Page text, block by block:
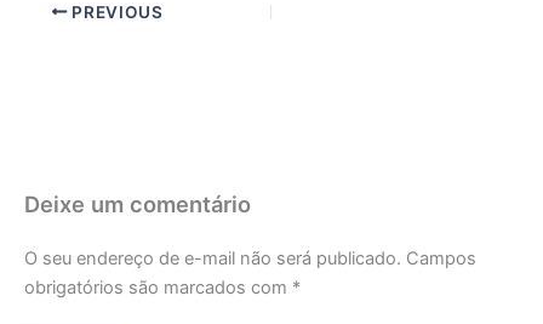
PREVIOUS
Deixe um comentário
O seu endereço de e-mail não será publicado. Campos
obrigatórios são marcados com *